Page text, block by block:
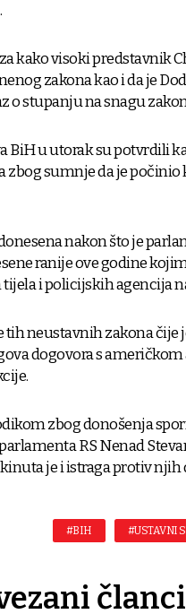
kako visoki predstavnik
zakona kao i da je
o stupanju na snagu
BiH u utorak su potvrdili
zbog sumnje da je
nakon što je
ranije ove godine
i policijskih agencija
tih neustavnih zakona
dogovora s
zbog donošenja
RS Nenad
je i istraga protiv njih
#BIH #USTAVNI
članci